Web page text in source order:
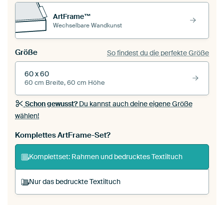
ArtFrame™
Wechselbare Wandkunst
Größe So findest du die perfekte Größe
60 x 60
60 cm Breite, 60 cm Höhe
Schon gewusst?Du kannst auch deine eigene Größe
wählen!
Komplettes ArtFrame-Set?
Komplettset: Rahmen und bedrucktes Textiltuch
Nur das bedruckte Textiltuch